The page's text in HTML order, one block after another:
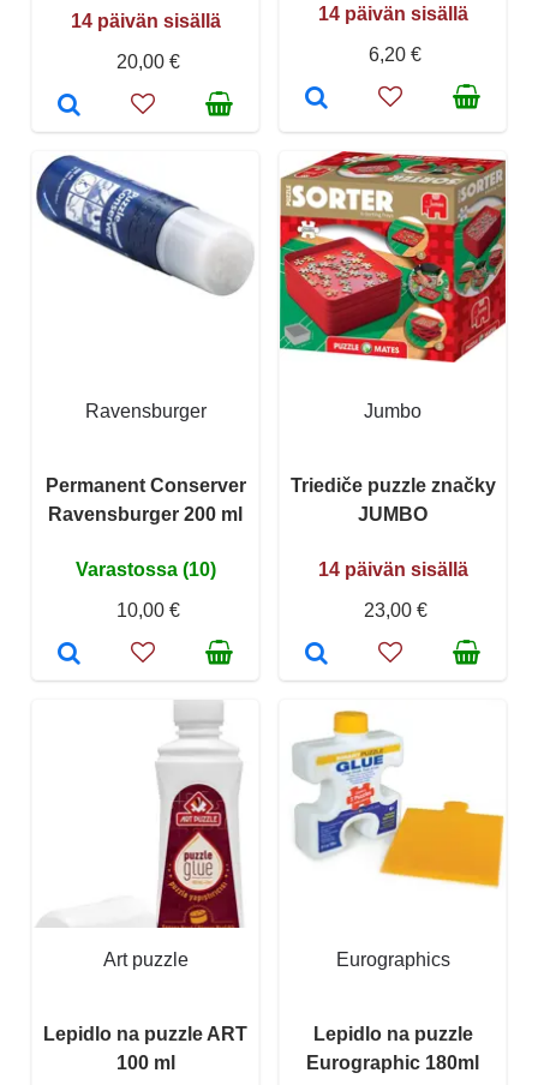
14 päivän sisällä
20,00 €
14 päivän sisällä
6,20 €
Ravensburger
Permanent Conserver
Ravensburger 200 ml
Varastossa (10)
10,00 €
Jumbo
Triediče puzzle značky
JUMBO
14 päivän sisällä
23,00 €
Art puzzle
Lepidlo na puzzle ART
100 ml
Eurographics
Lepidlo na puzzle
Eurographic 180ml